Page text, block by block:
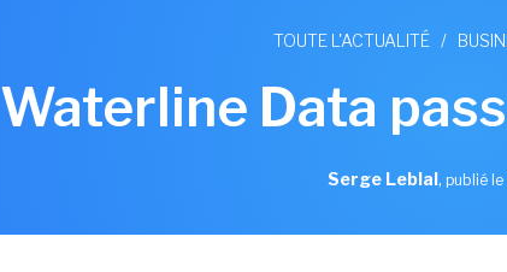
TOUTE L'ACTUALITÉ /
Waterline Data
Serge Leblal, publié le